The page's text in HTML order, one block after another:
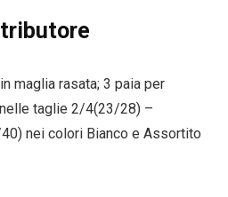
maglia rasata; 3 paia per
taglie 2/4(23/28) –
nei colori Bianco e Assortito